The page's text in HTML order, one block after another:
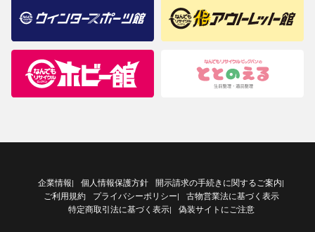
企業情報| 個人情報保護方針 開示請求の手続きに関するご案内|
ご利用規約 プライバシーポリシー|
古物営業法に基づく表示
特定商取引法に基づく表示| 偽装サイトにご注意